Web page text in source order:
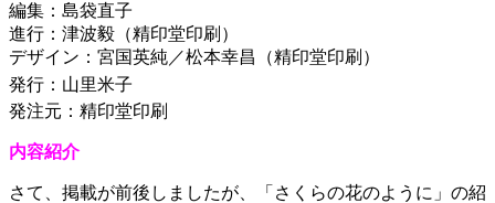
編集：島袋直子
進行：津波毅（精印堂印刷）
デザイン：宮国英純／松本幸昌（精印堂印刷）
発行：山里米子
発注元：精印堂印刷
内容紹介
さて、掲載が前後しましたが、「さくらの花のように」の紹